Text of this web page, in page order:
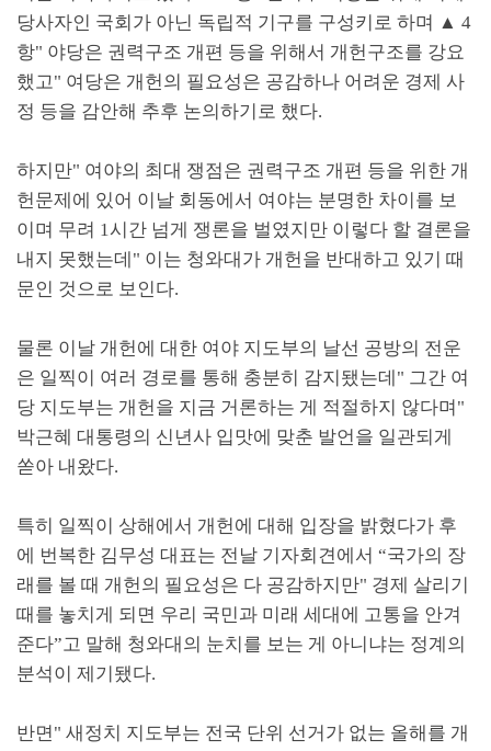
당사자인 국회가 아닌 독립적 기구를 구성키로 하며 ▲ 4
항" 야당은 권력구조 개편 등을 위해서 개헌구조를 강요
했고" 여당은 개헌의 필요성은 공감하나 어려운 경제 사
정 등을 감안해 추후 논의하기로 했다.
하지만" 여야의 최대 쟁점은 권력구조 개편 등을 위한 개
헌문제에 있어 이날 회동에서 여야는 분명한 차이를 보
이며 무려 1시간 넘게 쟁론을 벌였지만 이렇다 할 결론을
내지 못했는데 " 이는 청와대가 개헌을 반대하고 있기 때
문인 것으로 보인다.
물론 이날 개헌에 대한 여야 지도부의 날선 공방의 전운
은 일찍이 여러 경로를 통해 충분히 감지됐는데 " 그간 여
당 지도부는 개헌을 지금 거론하는 게 적절하지 않다며 "
박근혜 대통령의 신년사 입맛에 맞춘 발언을 일관되게
쏟아 내왔다.
특히 일찍이 상해에서 개헌에 대해 입장을 밝혔다가 후
에 번복한 김무성 대표는 전날 기자회견에서 “국가의 장
래를 볼 때 개헌의 필요성은 다 공감하지만" 경제 살리기
때를 놓치게 되면 우리 국민과 미래 세대에 고통을 안겨
준다”고 말해 청와대의 눈치를 보는 게 아니냐는 정계의
분석이 제기됐다.
반면" 새정치 지도부는 전국 단위 선거가 없는 올해를 개